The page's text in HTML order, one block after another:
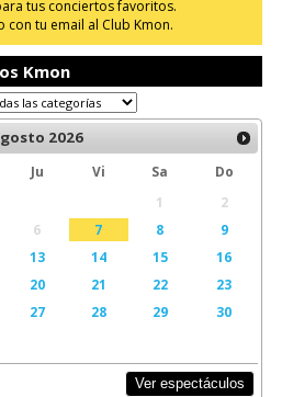
tus conciertos favoritos.
con tu email al Club Kmon.
Kmon
2026
Ju Vi Sa
Do
1
2
6 7 8
9
13 14 15
16
20 21 22
23
27 28 29
30
Ver espectáculos